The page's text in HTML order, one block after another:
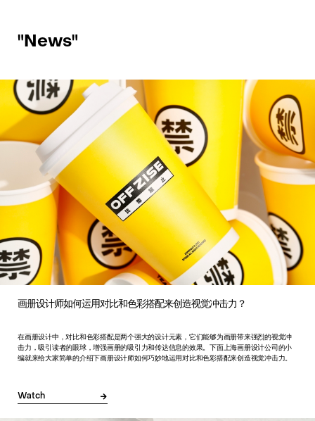
"News"
画册设计师如何运用对比和色彩搭配来创造视觉冲击力？
在画册设计中，对比和色彩搭配是两个强大的设计元素，它们能够为画册带来强烈的视觉冲
击力，吸引读者的眼球，增强画册的吸引力和传达信息的效果。下面上海画册设计公司的小
编就来给大家简单的介绍下画册设计师如何巧妙地运用对比和色彩搭配来创造视觉冲击力。
Watch